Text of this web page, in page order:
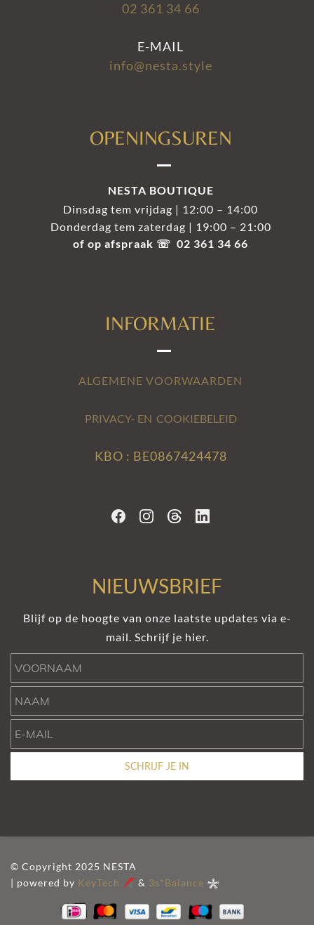
02 361 34 66
E-MAIL
info@nesta.style
OPENINGSUREN
NESTA BOUTIQUE
Dinsdag tem vrijdag | 12:00 – 14:00
Donderdag tem zaterdag | 19:00 – 21:00
of op afspraak ☏ 02 361 34 66
INFORMATIE
ALGEMENE VOORWAARDEN
PRIVACY- EN COOKIEBELEID
KBO : BE0867424478
NIEUWSBRIEF
Blijf op de hoogte van onze laatste updates via e-
mail. Schrijf je hier.
SCHRIJF JE IN
© Copyright 2025 NESTA
| powered by KeyTech & 3s*Balance